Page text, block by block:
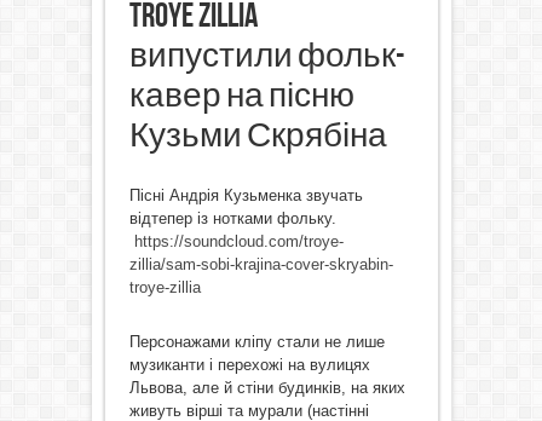
Troye Zillia
випустили фольк-
кавер на пісню
Кузьми Скрябіна
Пісні Андрія Кузьменка звучать
відтепер із нотками фольку.
https://soundcloud.com/troye-
zillia/sam-sobi-krajina-cover-skryabin-
troye-zillia
Персонажами кліпу стали не лише
музиканти і перехожі на вулицях
Львова, але й стіни будинків, на яких
живуть вірші та мурали (настінні